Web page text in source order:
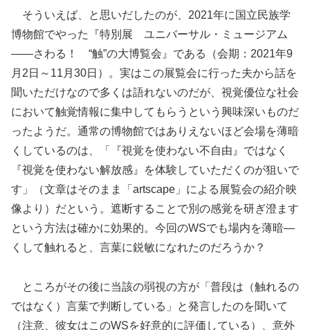
そういえば、と思いだしたのが、2021年に国立民族学
博物館でやった『特別展 ユニバーサル・ミュージアム
――さわる！ “触”の大博覧会』である（会期：2021年9
月2日～11月30日）。実はこの展覧会に行った夫から話を
聞いただけなので多くは語れないのだが、視覚優位な社会
において触覚情報に集中してもらうという興味深いものだ
ったようだ。通常の博物館ではありえないほど会場を薄暗
くしているのは、「『視覚を使わない不自由』ではなく
『視覚を使わない解放感』を体験していただくのが狙いで
す」（文章はそのまま「artscape」による展覧会の紹介映
像より）だという。遮断することで別の感覚を研ぎ澄ます
という方法は確かに効果的。今回のWSでも場内を薄暗―
くして触れると、言葉に鋭敏になれたのだろうか？
ところがその後に当該の弱視の方が「普段は（触れるの
ではなく）言葉で判断している」と発言したのを聞いて
（注意、彼女はこのWSを好意的に評価している）、意外